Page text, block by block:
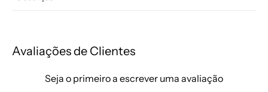
Avaliações de Clientes
Seja o primeiro a escrever uma avaliação